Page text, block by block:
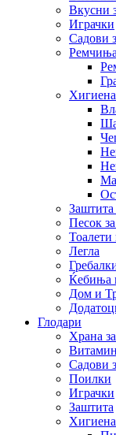
Вкусни
Играчки
Садови
Песок
Легла
Ќебиња
Дом и
Глодари
Храна
Садови
Поилки
Играчки
Заштита